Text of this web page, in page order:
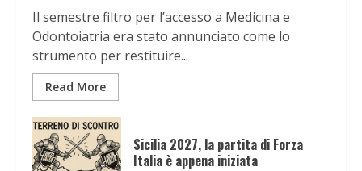
Il semestre filtro per l’accesso a Medicina e
Odontoiatria era stato annunciato come lo
strumento per restituire...
Read More
Sicilia 2027, la partita di Forza
Italia è appena iniziata